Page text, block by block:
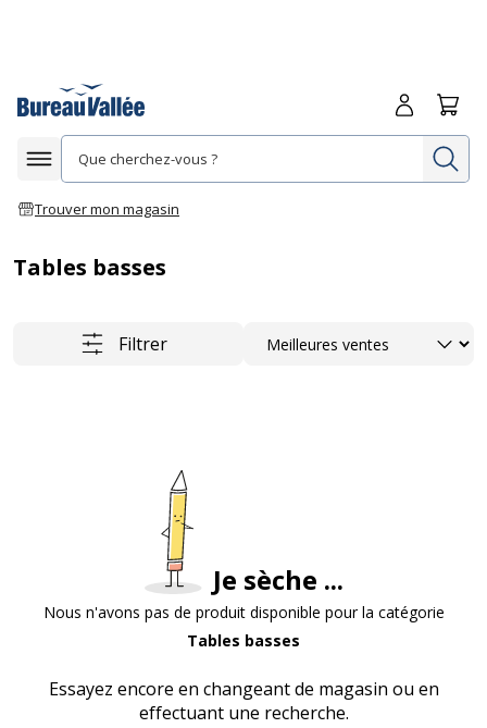
Afficher la navigation
Trouver mon magasin
Me
Tables basses
Filtrer Trier
Je sèche ...
Nous n'avons pas de produit disponible pour la catégorie
Tables basses
Essayez encore en changeant de magasin ou en
effectuant une recherche.